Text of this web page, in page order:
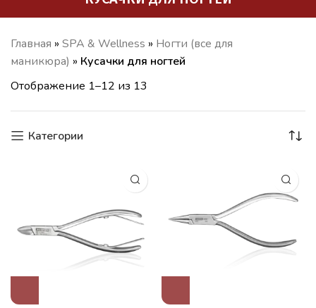
Главная » SPA & Wellness » Ногти (все для
маникюра) » Кусачки для ногтей
Отображение 1–12 из 13
Категории